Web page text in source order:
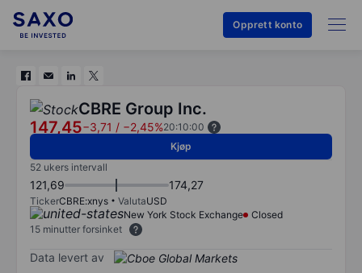
Opprett konto
CBRE Group Inc.
147,45−3,71 / −2,45%20:10:00
Kjøp
52 ukers intervall
121,69 174,27
TickerCBRE:xnys ValutaUSD
New York Stock Exchange
Closed
15 minutter forsinket
Data levert av